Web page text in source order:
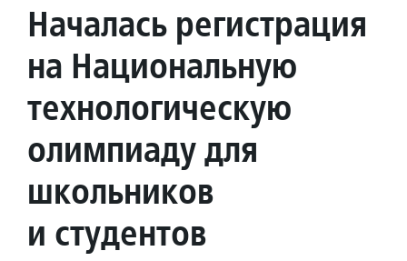
Началась регистрация
на Национальную
технологическую
олимпиаду для
школьников
и студентов